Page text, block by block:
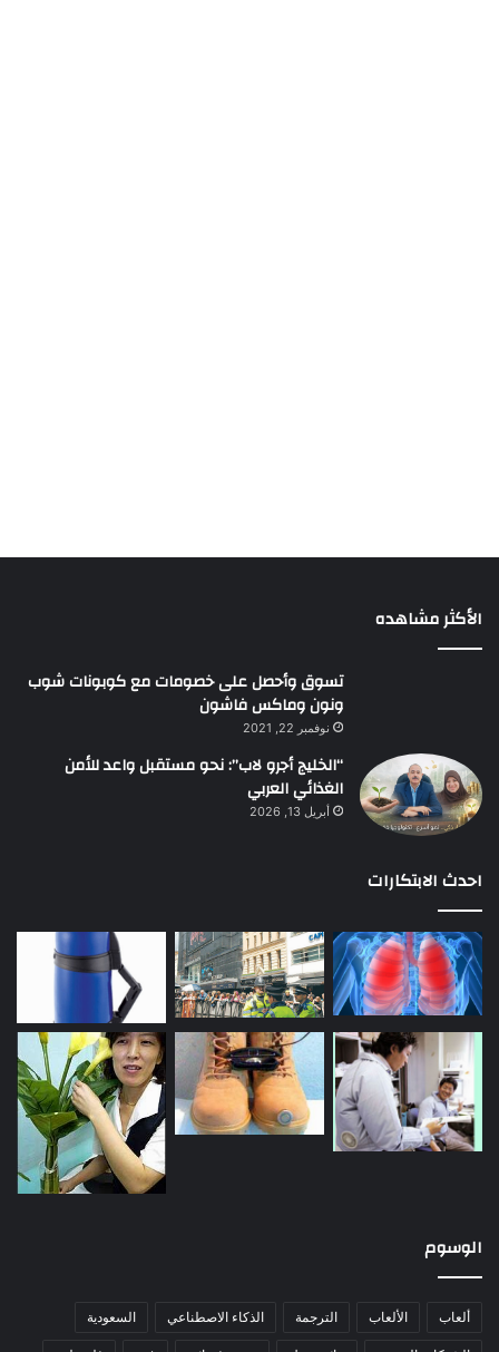
الأكثر مشاهده
تسوق وأحصل على خصومات مع كوبونات شوب
ونون وماكس فاشون
نوفمبر 22, 2021
“الخليج أجرو لاب”: نحو مستقبل واعد للأمن
الغذائي العربي
أبريل 13, 2026
احدث الابتكارات
الوسوم
ألعاب الألعاب الترجمة الذكاء الاصطناعي السعودية